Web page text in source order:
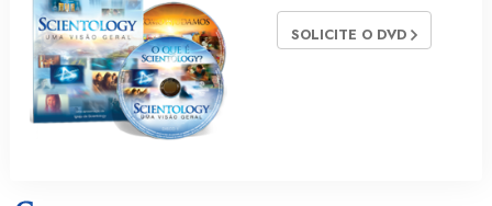
SOLICITE O DVD